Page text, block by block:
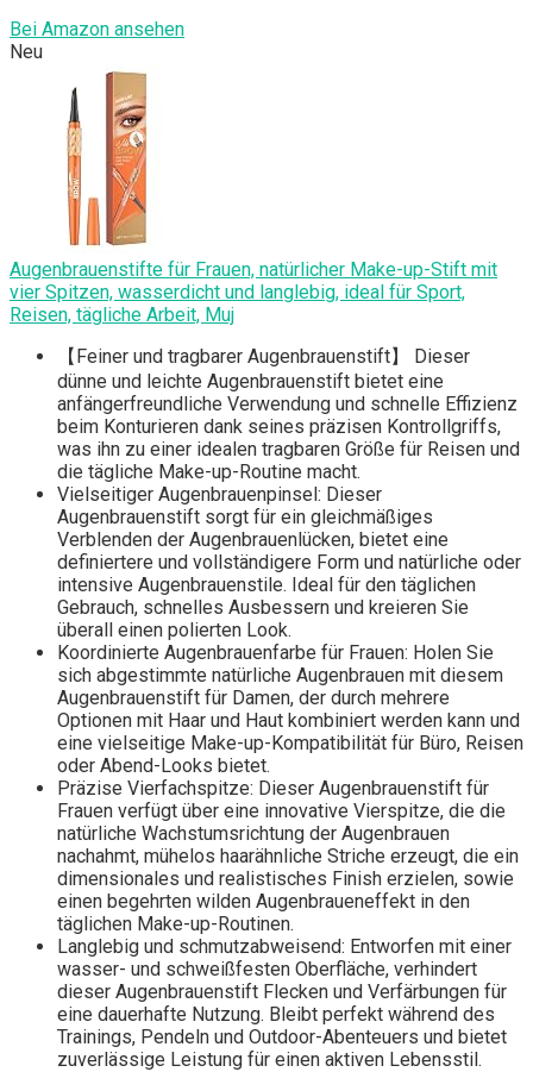
Bei Amazon ansehen
Neu
Augenbrauenstifte für Frauen, natürlicher Make-up-Stift mit
vier Spitzen, wasserdicht und langlebig, ideal für Sport,
Reisen, tägliche Arbeit, Muj
【Feiner und tragbarer Augenbrauenstift】 Dieser
dünne und leichte Augenbrauenstift bietet eine
anfängerfreundliche Verwendung und schnelle Effizienz
beim Konturieren dank seines präzisen Kontrollgriffs,
was ihn zu einer idealen tragbaren Größe für Reisen und
die tägliche Make-up-Routine macht.
Vielseitiger Augenbrauenpinsel: Dieser
Augenbrauenstift sorgt für ein gleichmäßiges
Verblenden der Augenbrauenlücken, bietet eine
definiertere und vollständigere Form und natürliche oder
intensive Augenbrauenstile. Ideal für den täglichen
Gebrauch, schnelles Ausbessern und kreieren Sie
überall einen polierten Look.
Koordinierte Augenbrauenfarbe für Frauen: Holen Sie
sich abgestimmte natürliche Augenbrauen mit diesem
Augenbrauenstift für Damen, der durch mehrere
Optionen mit Haar und Haut kombiniert werden kann und
eine vielseitige Make-up-Kompatibilität für Büro, Reisen
oder Abend-Looks bietet.
Präzise Vierfachspitze: Dieser Augenbrauenstift für
Frauen verfügt über eine innovative Vierspitze, die die
natürliche Wachstumsrichtung der Augenbrauen
nachahmt, mühelos haarähnliche Striche erzeugt, die ein
dimensionales und realistisches Finish erzielen, sowie
einen begehrten wilden Augenbraueneffekt in den
täglichen Make-up-Routinen.
Langlebig und schmutzabweisend: Entworfen mit einer
wasser- und schweißfesten Oberfläche, verhindert
dieser Augenbrauenstift Flecken und Verfärbungen für
eine dauerhafte Nutzung. Bleibt perfekt während des
Trainings, Pendeln und Outdoor-Abenteuers und bietet
zuverlässige Leistung für einen aktiven Lebensstil.